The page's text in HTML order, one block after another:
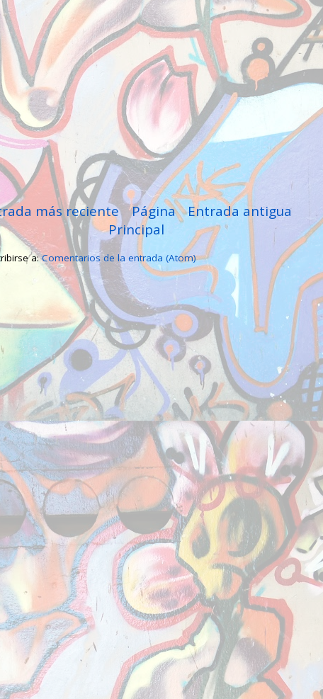
más reciente Entrada antigua
Página
Principal
a:Comentarios de la entrada (Atom)